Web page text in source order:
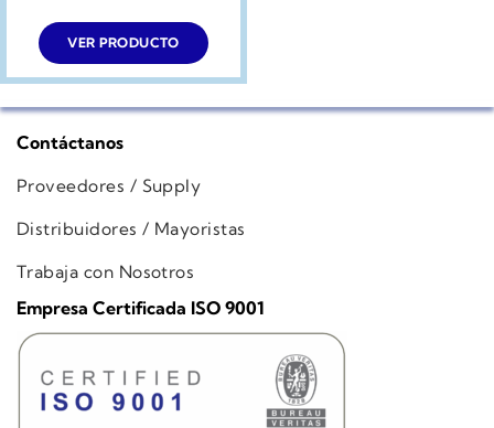
VER PRODUCTO
Contáctanos
Proveedores / Supply
Distribuidores / Mayoristas
Trabaja con Nosotros
Empresa Certificada ISO 9001